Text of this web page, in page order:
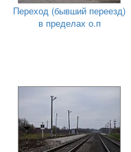
Переход (бывший переезд)
в пределах о.п